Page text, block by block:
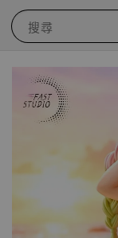
搜尋